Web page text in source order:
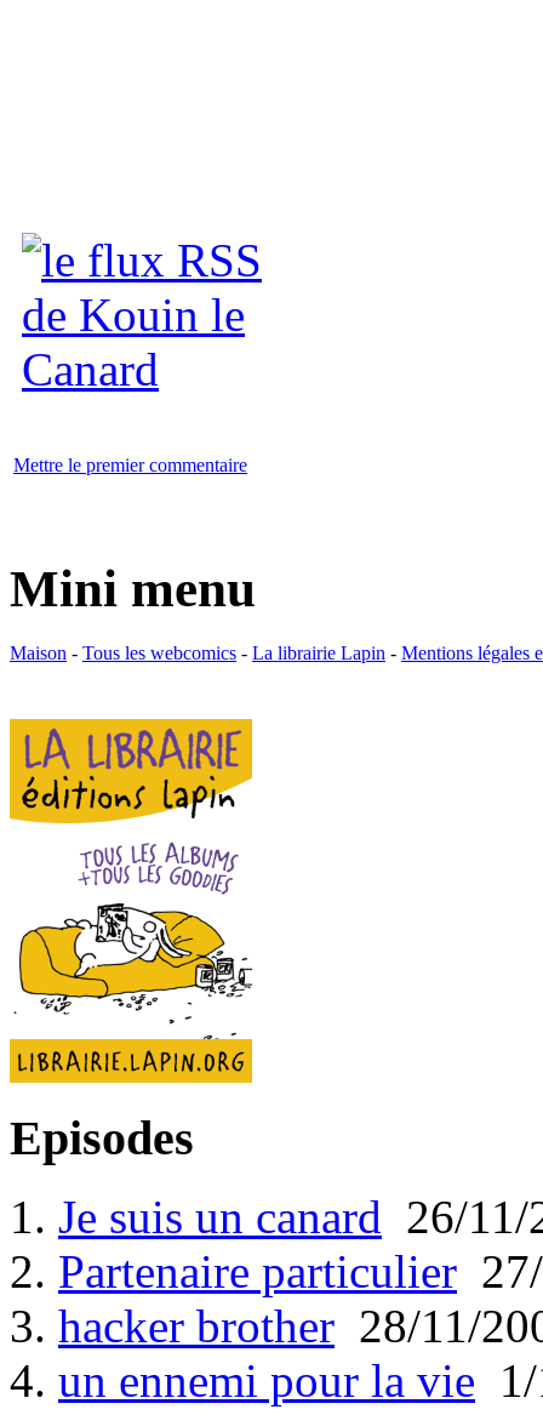
Mettre le premier commentaire
Mini menu
Maison - Tous les webcomics - La librairie Lapin - Mentions légales
Episodes
1. Je suis un canard 26/11/
2. Partenaire particulier
3. hacker brother 28/11/
4. un ennemi pour la vie